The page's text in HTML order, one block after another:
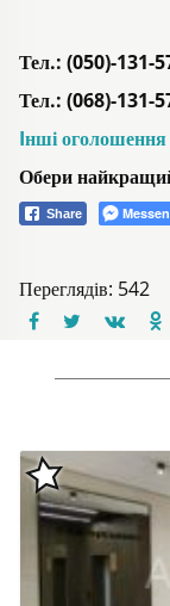
Тел.: (050)-131-
Тел.: (068)-131-
Iнші
Обери
Share
Переглядів: 542